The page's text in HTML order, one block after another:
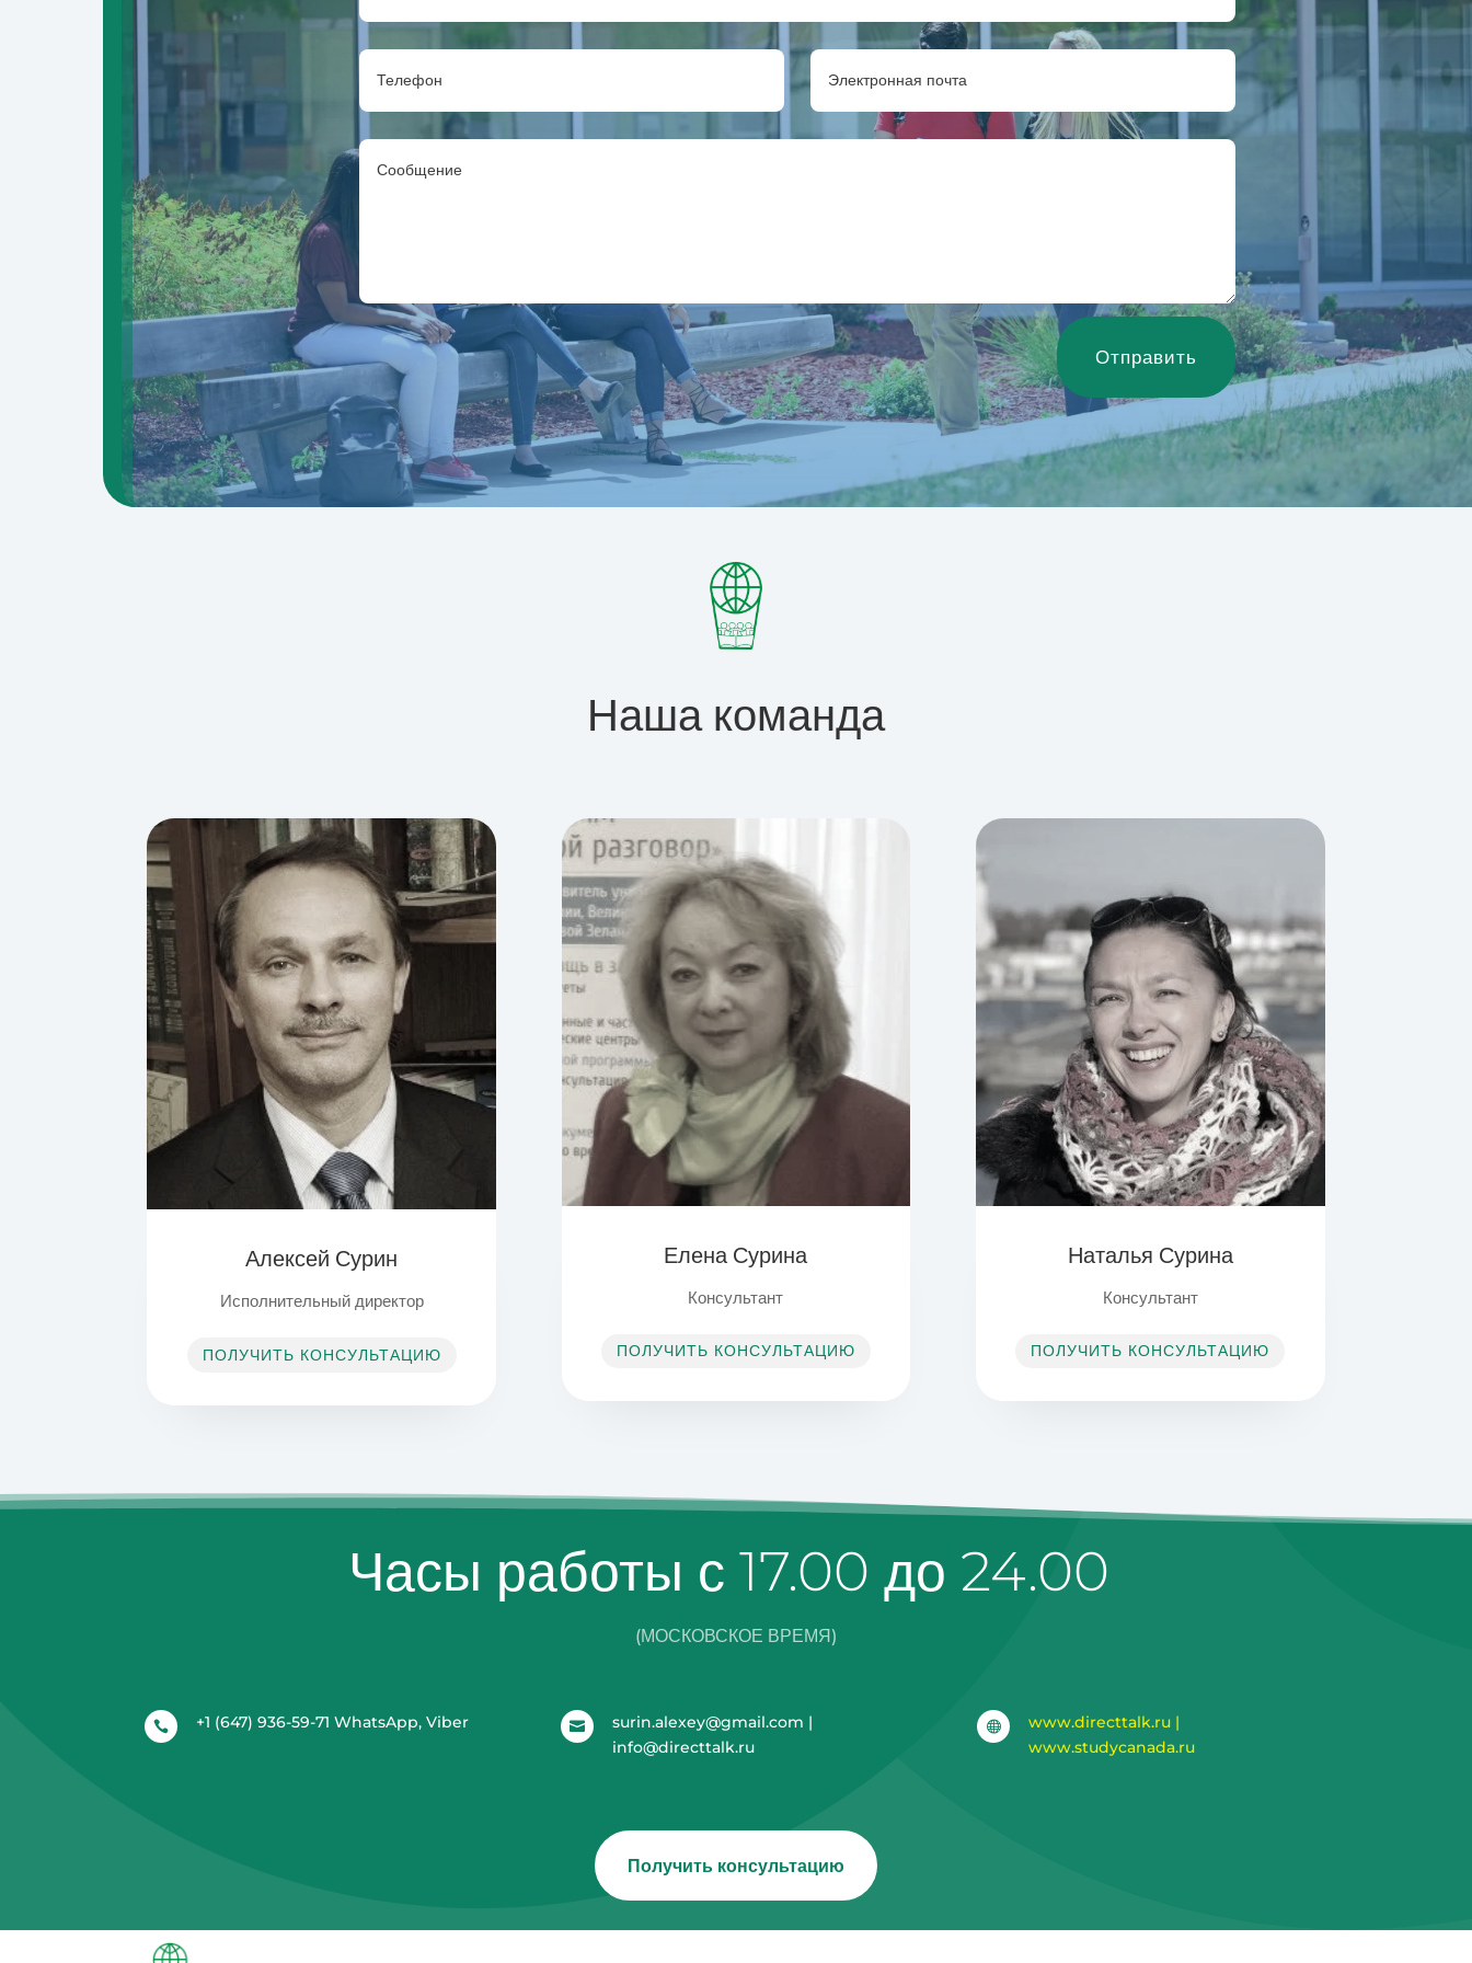
Отправить
Наша команда
Алексей Сурин
Исполнительный директор
ПОЛУЧИТЬ КОНСУЛЬТАЦИЮ
Елена Сурина
Консультант
ПОЛУЧИТЬ КОНСУЛЬТАЦИЮ
Наталья Сурина
Консультант
ПОЛУЧИТЬ КОНСУЛЬТАЦИЮ
Часы работы с 17.00 до 24.00
(МОСКОВСКОЕ ВРЕМЯ)
 +1 (647) 936-59-71 WhatsApp, Viber 
surin.alexey@gmail.com |
info@directtalk.ru

www.directtalk.ru |
www.studycanada.ru
Получить консультацию